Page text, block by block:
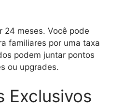
24 meses. Você pode
familiares por uma taxa
podem juntar pontos
ou upgrades.
Exclusivos